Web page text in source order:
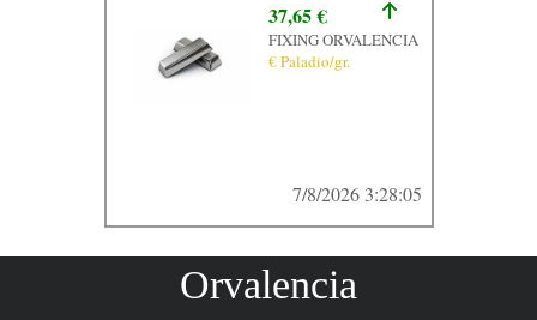
37,65 €
FIXING ORVALENCIA
€ Paladio/gr.
7/8/2026 3:28:05
Orvalencia